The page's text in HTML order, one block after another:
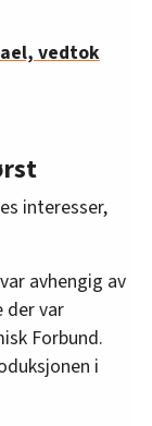
vedtok
interesser,
avhengig av
der var
Forbund.
i